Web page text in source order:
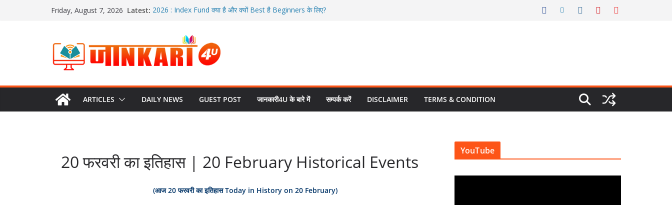
Friday, August 7, 2026 Latest: 2026 : Index Fund क्या है और क्यों Best है Beginners के लिए?
2026 : ETF क्या होता है? | 2026 में ETF में इन्वेस्ट कैसे करें?
रेपो रेट क्या होता है? | रिवर्स रेपो रेट क्या है सरल भाषा में समझें
Option Trading:ऑप्शन ट्रेडिंग क्या है? | ऑप्शन ट्रेडिंग कैसे शुरू करें?
ARTICLES DAILY NEWS GUEST POST जानकारी4U के बारे में सम्पर्क करें DISCLAIMER TERMS & CONDITION
20 फरवरी का इतिहास | 20 February Historical Events
(आज 20 फरवरी का इतिहास Today in History on 20 February)
YouTube